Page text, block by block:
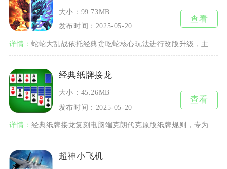
大小：99.73MB
发布时间：2025-05-20
查看
详情： 蛇蛇大乱战依托经典贪吃蛇核心玩法进行改版升级，主打多人实时同屏乱斗，是日常碎片化时间里很合
经典纸牌接龙
大小：45.26MB
发布时间：2025-05-20
查看
详情： 经典纸牌接龙复刻电脑端克朗代克原版纸牌规则，专为移动端优化适配，是覆盖全年龄段的休闲益智单
超神小飞机